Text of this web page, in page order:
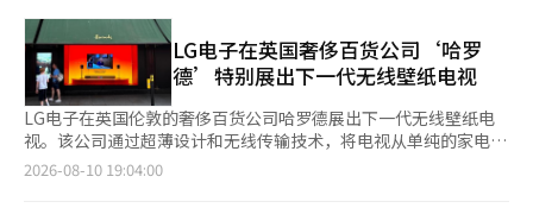
万1141人）、美国（21万9147人）位居前列。 游客的增加也促进
了地方经济的活跃。根据韩国旅游公社的信用卡大数据分析，今年
上半年釜山的外国游客消费额达到5914亿韩元，同比（3621亿韩
元）增长63%，这一增幅高于全国平均水平（55%）。※ 本报道
经人工智能（AI）系统翻译与编辑。
可，配置了专门的经理级人员，细致管理从仪式到宴会的每一个环
节，以提高客户满意度。 更教堂的第三个婚礼场地更教堂在国内
首次推出艺术策展项目，定期更换展品，将婚礼场地打造成一个展
览空间，受到评价为让准新人和宾客在仪式期间体验文化艺术的时
光。 随着越来越多的准新人重视差异化体验，自5月起婚礼服务价
格标示的强制化实施等制度性变化也在增强消费者的选择权，预计
婚庆行业的变化将进一步加快。 业内人士表示：“随着婚姻率的
回升，国内婚庆市场也迎来了新的转折点。”并指出：“以往以设
了这一立场。 此次纪念仪式旨在回顾1971年8月10日发生的抗争
的历史意义，并重温成南的身份。 活动包括成南市立国乐团、市
立合唱团和舞者艺术团的纪念演出，以及朗诵和书法演示等。 此
外，还放映了记录当时抗争的影像和照片展览，让市民回顾55年前
的成南。 照片展将在纪念仪式后移至成南文化院，持续到14日。
8·10成南（光州大团体）抗争是1971年因首尔无证住房拆迁政
策，强制迁移了约5万名居民至现今成南市修正区和中原区，居民
们要求改善恶劣的生活环境和提供基本生计手段，进行的生存权斗
LG电子在英国奢侈百货公司‘哈罗
德’特别展出下一代无线壁纸电视
LG电子在英国伦敦的奢侈百货公司哈罗德展出下一代无线壁纸电
视。该公司通过超薄设计和无线传输技术，将电视从单纯的家电转
变为高端室内装饰产品。 LG电子于8月7日至26日在哈罗德百货公
2026-08-10 19:04:00